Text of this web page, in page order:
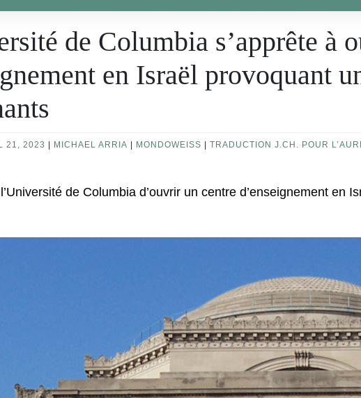
de Columbia s’apprête à
en Israël provoquant
21, 2023 MICHAEL ARRIA MONDOWEISS
TRADUCTION J.CH. POUR
de Columbia d’ouvrir un centre d’enseignement en